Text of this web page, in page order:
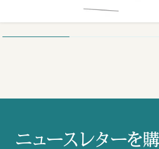
ニュースレターを